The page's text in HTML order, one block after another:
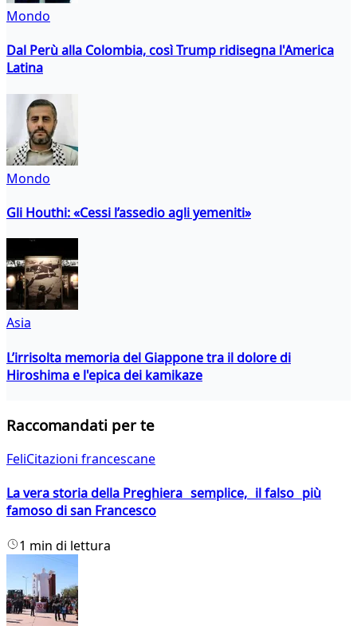
Mondo
Dal Perù alla Colombia, così Trump ridisegna l'America
Latina
Mondo
Gli Houthi: «Cessi l’assedio agli yemeniti»
Asia
L’irrisolta memoria del Giappone tra il dolore di
Hiroshima e l'epica dei kamikaze
Raccomandati per te
FeliCitazioni francescane
La vera storia della Preghiera semplice, il falso più
famoso di san Francesco
1 min di lettura